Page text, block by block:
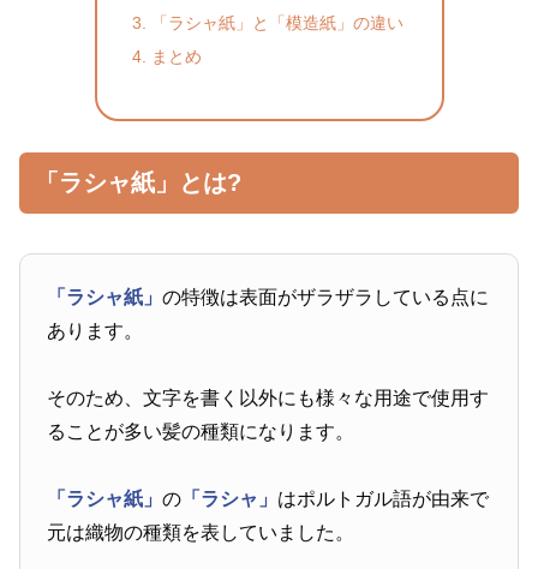
「ラシャ紙」と「模造紙」の違い
まとめ
「ラシャ紙」とは?
「ラシャ紙」の特徴は表面がザラザラしている点に
あります。
そのため、文字を書く以外にも様々な用途で使用す
ることが多い髪の種類になります。
「ラシャ紙」の 「ラシャ」 はポルトガル語が由来で
元は織物の種類を表していました。